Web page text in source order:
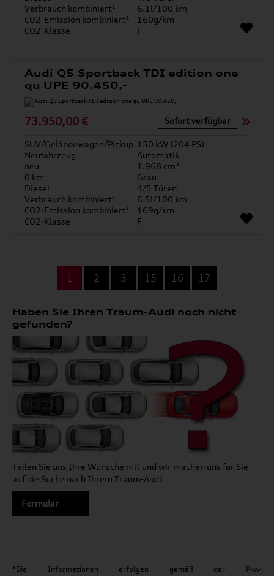
Verbrauch kombiniert¹
6.1l/100 km
CO2-Emission kombiniert¹
160g/km
CO2-Klasse
F
Audi Q5 Sportback TDI edition one
qu UPE 90.450,-
73.950,00 € Sofort verfügbar
SUV/Geländewagen/Pickup 150 kW (204 PS)
Neufahrzeug
Automatik
neu
1.968 cm³
0 km
Grau
Diesel
4/5 Türen
Verbrauch kombiniert¹
6.5l/100 km
CO2-Emission kombiniert¹
169g/km
CO2-Klasse
F
1 2 3 15 16 17
Haben Sie Ihren Traum-Audi noch nicht
gefunden?
Teilen Sie uns Ihre Wünsche mit und wir machen uns für Sie
auf die Suche nach Ihrem Traum-Audi!
Formular
*Die Informationen erfolgen gemäß der Pkw-